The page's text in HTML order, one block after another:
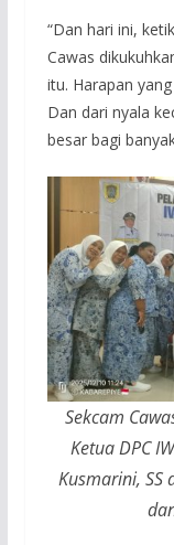
“Dan hari ini,
Cawas
itu. Harapan
Dan dari nyala
besar bagi
Sekcam
Ketua DPC
Kusmarini, SS